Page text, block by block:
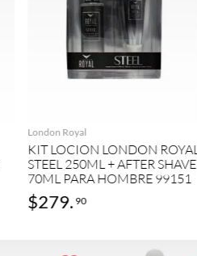
London Royal
KIT LOCION LONDON
STEEL 250ML + AFTER SHAVE
70ML PARA HOMBRE 99151
$279. 90